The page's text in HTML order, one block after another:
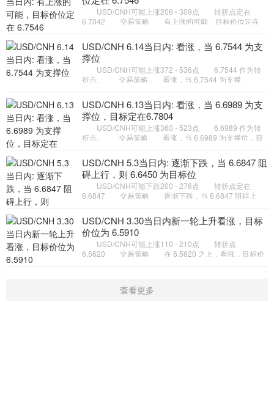
USD/CNH可能上涨206 - 309点 转折点定在
6.7042 交易策略 有上涨的可能，目标价位定在
USD/CNH 6.14当日内: 看涨，当 6.7544 为支
撑位
USD/CNH可能上涨372 - 536点 6.7544 作为转
折点。 交易策略 看涨，当 6.7544 为支撑
方向定在 6.7269 和 6.7105
USD/CNH 6.13当日内: 看涨，当 6.6989 为支
撑位，目标定在6.7804
USD/CNH可能上涨360 - 523点 6.6989 作为转
折点。 交易策略 看涨，当 6.6989 为支撑位，目
USD/CNH 目标方向定在 6.
USD/CNH 5.3当日内: 逐渐下跌，当 6.6847 阻
碍上行，则 6.6450 为目标位
USD/CNH可能下跌200 - 276点 转折点定在
6.6847 交易策略 逐渐下跌，当 6.6847 阻碍上
6.6847 ，USD/CNH 目标方
USD/CNH 3.30当日内新一轮上升看涨，目标
价位为 6.5910
USD/CNH可能上涨110 - 210点 转折点
6.5620 交易策略 在 6.5620 之上，看涨，目标价
查看更多